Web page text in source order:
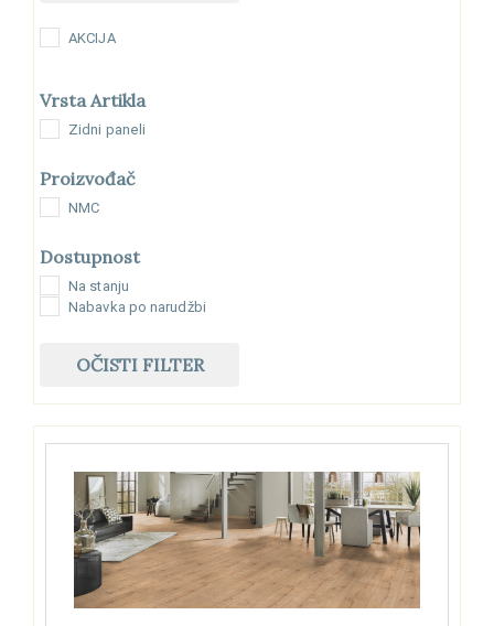
AKCIJA
Vrsta Artikla
Zidni paneli
Proizvođač
NMC
Dostupnost
Na stanju
Nabavka po narudžbi
OČISTI FILTER